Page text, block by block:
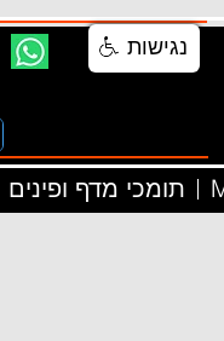
תומכי מדף ופינים
נגישות